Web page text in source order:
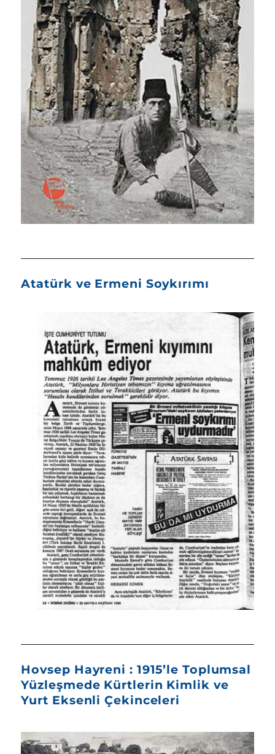
Atatürk ve Ermeni Soykırımı
Hovsep Hayreni : 1915’le Toplumsal
Yüzleşmede Kürtlerin Kimlik ve
Yurt Eksenli Çekinceleri